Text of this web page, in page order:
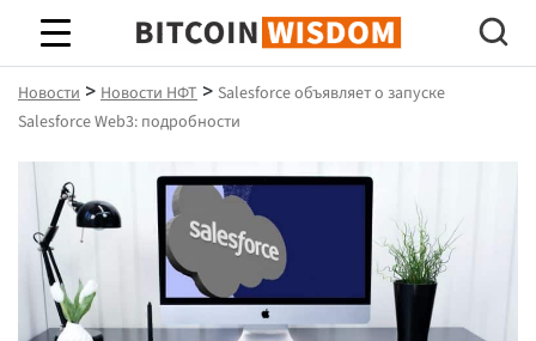
Биткойн Мудрость
Новости > Новости НФТ > Salesforce объявляет о запуске
Salesforce Web3: подробности